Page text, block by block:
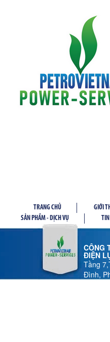
TRANG CHỦ GIỚI
SẢN PHẦM - DỊCH VỤ
CÔNG
ĐIỆN
Tầng
Đình,